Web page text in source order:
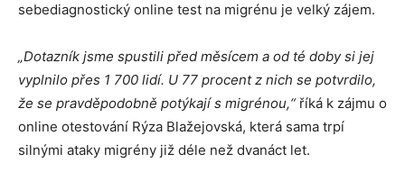
sebediagnostický online test na migrénu je velký zájem.
„Dotazník jsme spustili před měsícem a od té doby si jej
vyplnilo přes 1 700 lidí. U 77 procent z nich se potvrdilo,
že se pravděpodobně potýkají s migrénou,“ říká k zájmu o
online otestování Rýza Blažejovská, která sama trpí
silnými ataky migrény již déle než dvanáct let.